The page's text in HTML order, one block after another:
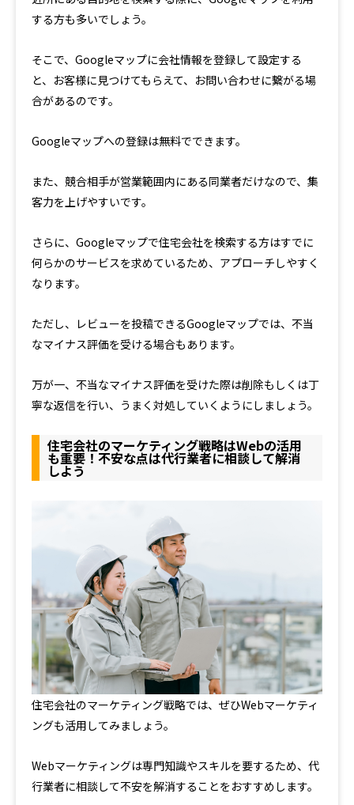
する方も多いでしょう。
そこで、Googleマップに会社情報を登録して設定する
と、お客様に見つけてもらえて、お問い合わせに繋がる場
合があるのです。
Googleマップへの登録は無料でできます。
また、競合相手が営業範囲内にある同業者だけなので、集
客力を上げやすいです。
さらに、Googleマップで住宅会社を検索する方はすでに
何らかのサービスを求めているため、アプローチしやすく
なります。
ただし、レビューを投稿できるGoogleマップでは、不当
なマイナス評価を受ける場合もあります。
万が一、不当なマイナス評価を受けた際は削除もしくは丁
寧な返信を行い、うまく対処していくようにしましょう。
住宅会社のマーケティング戦略はWebの活用
も重要！不安な点は代行業者に相談して解消
しよう
住宅会社のマーケティング戦略では、ぜひWebマーケティ
ングも活用してみましょう。
Webマーケティングは専門知識やスキルを要するため、代
行業者に相談して不安を解消することをおすすめします。